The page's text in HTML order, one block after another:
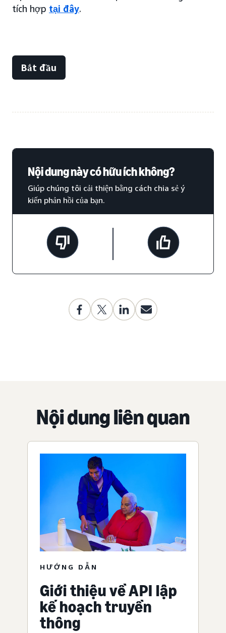
tích hợp tại đây.
Bắt đầu
Nội dung này có hữu ích không?
Giúp chúng tôi cải thiện bằng cách chia sẻ ý
kiến phản hồi của bạn.
Nội dung liên quan
HƯỚNG DẪN
Giới thiệu về API lập
kế hoạch truyền
thông